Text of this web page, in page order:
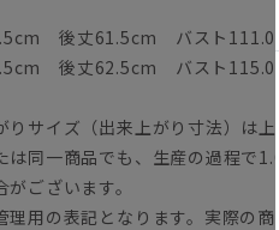
後丈61.5cm バスト
後丈62.5cm バスト
サイズ（出来上がり寸法）は
は同一商品でも、生産の過程で
ございます。
用の表記となります。実際の商